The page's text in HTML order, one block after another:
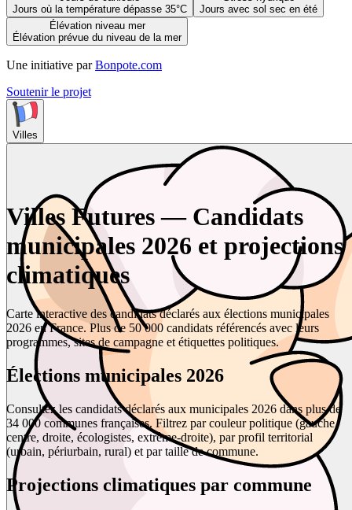
Jours où la température dépasse 35°C
Jours avec sol sec en été
Élévation niveau mer
Élévation prévue du niveau de la mer
Une initiative par Bonpote.com
Soutenir le projet
Villes
Villes Futures — Candidats
municipales 2026 et projections
climatiques
Carte interactive des candidats déclarés aux élections municipales
2026 en France. Plus de 50 000 candidats référencés avec leurs
programmes, sites de campagne et étiquettes politiques.
Élections municipales 2026
Consultez les candidats déclarés aux municipales 2026 dans plus de
34 000 communes françaises. Filtrez par couleur politique (gauche,
centre, droite, écologistes, extrême-droite), par profil territorial
(urbain, périurbain, rural) et par taille de commune.
Projections climatiques par commune